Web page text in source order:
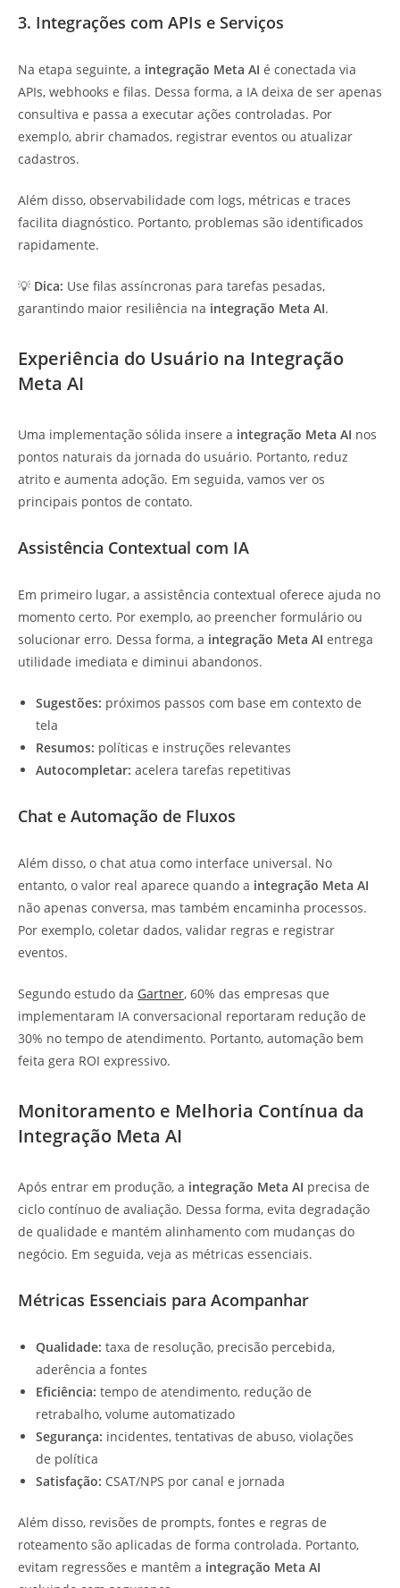
3. Integrações com APIs e Serviços
Na etapa seguinte, a integração Meta AI é conectada via
APIs, webhooks e filas. Dessa forma, a IA deixa de ser apenas
consultiva e passa a executar ações controladas. Por
exemplo, abrir chamados, registrar eventos ou atualizar
cadastros.
Além disso, observabilidade com logs, métricas e traces
facilita diagnóstico. Portanto, problemas são identificados
rapidamente.
💡 Dica: Use filas assíncronas para tarefas pesadas,
garantindo maior resiliência na integração Meta AI.
Experiência do Usuário na Integração
Meta AI
Uma implementação sólida insere a integração Meta AI nos
pontos naturais da jornada do usuário. Portanto, reduz
atrito e aumenta adoção. Em seguida, vamos ver os
principais pontos de contato.
Assistência Contextual com IA
Em primeiro lugar, a assistência contextual oferece ajuda no
momento certo. Por exemplo, ao preencher formulário ou
solucionar erro. Dessa forma, a integração Meta AI entrega
utilidade imediata e diminui abandonos.
Sugestões: próximos passos com base em contexto de
tela
Resumos: políticas e instruções relevantes
Autocompletar: acelera tarefas repetitivas
Chat e Automação de Fluxos
Além disso, o chat atua como interface universal. No
entanto, o valor real aparece quando a integração Meta AI
não apenas conversa, mas também encaminha processos.
Por exemplo, coletar dados, validar regras e registrar
eventos.
Segundo estudo da Gartner, 60% das empresas que
implementaram IA conversacional reportaram redução de
30% no tempo de atendimento. Portanto, automação bem
feita gera ROI expressivo.
Monitoramento e Melhoria Contínua da
Integração Meta AI
Após entrar em produção, a integração Meta AI precisa de
ciclo contínuo de avaliação. Dessa forma, evita degradação
de qualidade e mantém alinhamento com mudanças do
negócio. Em seguida, veja as métricas essenciais.
Métricas Essenciais para Acompanhar
Qualidade: taxa de resolução, precisão percebida,
aderência a fontes
Eficiência: tempo de atendimento, redução de
retrabalho, volume automatizado
Segurança: incidentes, tentativas de abuso, violações
de política
Satisfação: CSAT/NPS por canal e jornada
Além disso, revisões de prompts, fontes e regras de
roteamento são aplicadas de forma controlada. Portanto,
evitam regressões e mantêm a integração Meta AI